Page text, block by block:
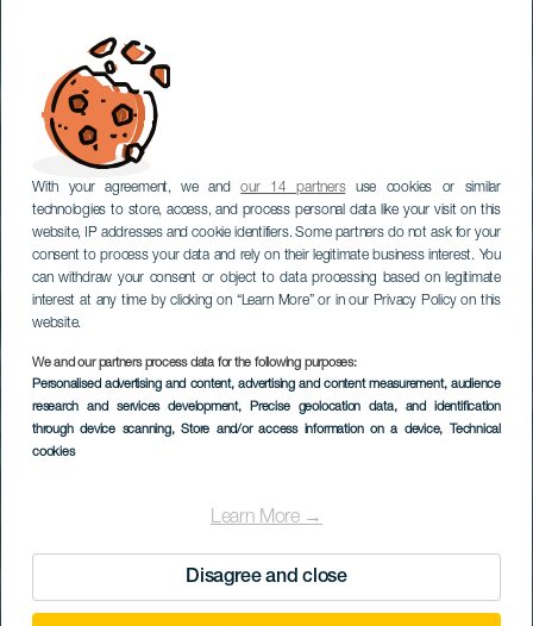
With your agreement, we andour 14 partnersuse cookies or similar
technologies to store, access, and process personal data like your visit on this
website, IP addresses and cookie identifiers. Some partners do not ask for your
consent to process your data and rely on their legitimate business interest. You
can withdraw your consent or object to data processing based on legitimate
interest at any time by clicking on “Learn More” or in our Privacy Policy on this
website.
We and our partners process data for the following purposes:
Personalised advertising and content, advertising and content measurement, audience
research and services development, Precise geolocation data, and identification
through device scanning, Store and/or access information on a device, Technical
cookies
Learn More →
Disagree and close